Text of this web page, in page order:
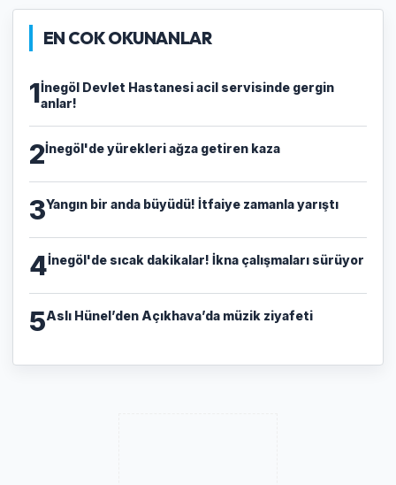
EN COK OKUNANLAR
1İnegöl Devlet Hastanesi acil servisinde gergin
anlar!
2İnegöl'de yürekleri ağza getiren kaza
3Yangın bir anda büyüdü! İtfaiye zamanla yarıştı
4İnegöl'de sıcak dakikalar! İkna çalışmaları sürüyor
5Aslı Hünel’den Açıkhava’da müzik ziyafeti